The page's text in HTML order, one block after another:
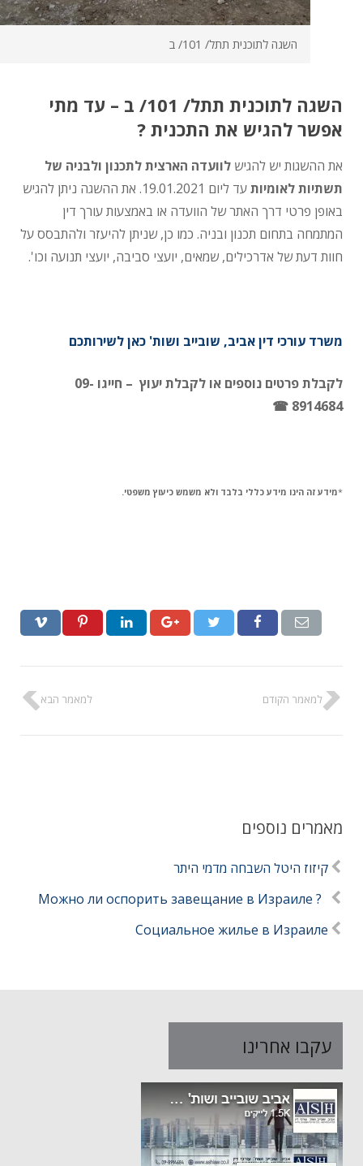
השגה לתוכנית תתל/ 101/ ב
השגה לתוכנית תתל/ 101/ ב – עד מתי
אפשר להגיש את התכנית ?
את ההשגות יש להגיש לוועדה הארצית לתכנון ולבניה של
תשתיות לאומיות
עד ליום 19.01.2021. את ההשגה ניתן להגיש
באופן פרטי דרך האתר של הוועדה או באמצעות עורך דין
המתמחה בתחום תכנון ובניה. כמו כן, שניתן להיעזר ולהתבסס על
חוות דעת של אדרכילים, שמאים, יועצי סביבה, יועצי תנועה וכו'.
משרד עורכי דין אביב, שובייב ושות' כאן לשירותכם
לקבלת פרטים נוספים או לקבלת יעוץ – חייגו 09-
8914684 ☎
*מידע זה הינו מידע כללי בלבד ולא משמש כיעוץ משפטי.
למאמר הקודם למאמר הבא
מאמרים נוספים
קיזוז היטל השבחה מדמי היתר
? Можно ли оспорить завещание в Израиле
Социальное жилье в Израиле
עקבו אחרינו